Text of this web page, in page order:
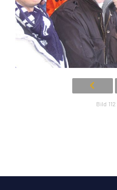
Bild 112